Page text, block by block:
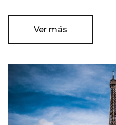
Ver más